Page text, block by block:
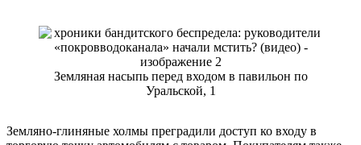
Земляная насыпь перед входом в павильон по
Уральской, 1
Земляно-глиняные холмы преградили доступ ко входу в